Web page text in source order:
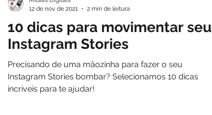
10 dicas para movimentar seu
Instagram Stories
Precisando de uma mãozinha para fazer o seu
Instagram Stories bombar? Selecionamos 10 dicas
incríveis para te ajudar!
12 de nov. de 2021
2 min de leitura